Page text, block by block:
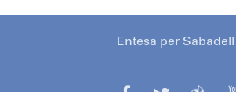
Entesa per Sabadell